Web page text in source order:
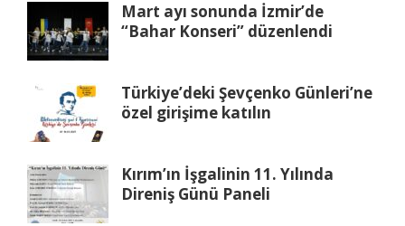
Mart ayı sonunda İzmir’de
“Bahar Konseri” düzenlendi
Türkiye’deki Şevçenko Günleri’ne
özel girişime katılın
Kırım’ın İşgalinin 11. Yılında
Direniş Günü Paneli